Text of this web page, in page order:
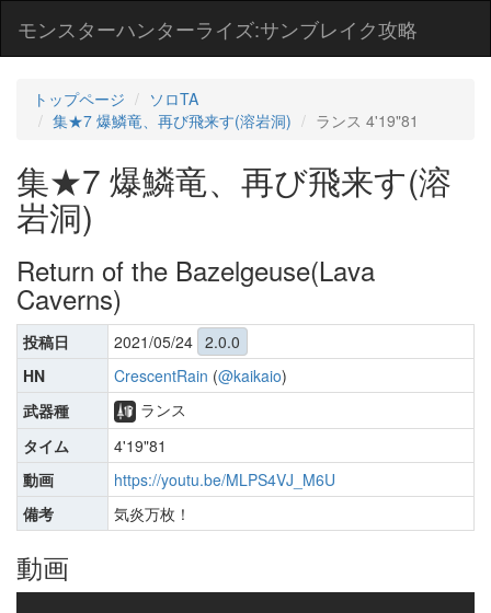
モンスターハンターライズ:サンブレイク攻略
トップページ
ソロTA
集★7 爆鱗竜、再び飛来す(溶岩洞)
ランス 4'19"81
集★7 爆鱗竜、再び飛来す(溶
岩洞)
Return of the Bazelgeuse(Lava
Caverns)
投稿日 2021/05/24 2.0.0
HN
CrescentRain (@kaikaio)
武器種
ランス
タイム
4'19"81
動画
https://youtu.be/MLPS4VJ_M6U
備考
気炎万枚！
動画